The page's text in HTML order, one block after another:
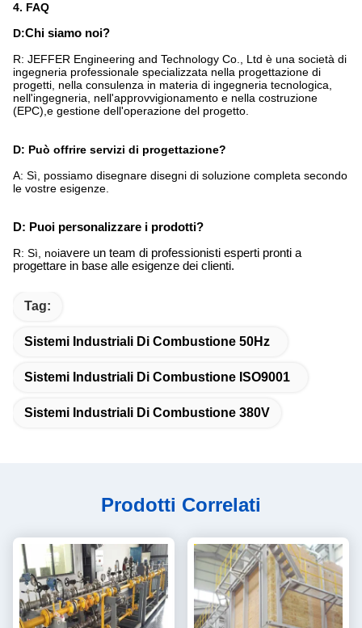
4. FAQ
D:Chi siamo noi?
R: JEFFER Engineering and Technology Co., Ltd è una società di
ingegneria professionale specializzata nella progettazione di
progetti, nella consulenza in materia di ingegneria tecnologica,
nell'ingegneria, nell'approvvigionamento e nella costruzione
(EPC),e gestione dell'operazione del progetto.
D: Può offrire servizi di progettazione?
A: Sì, possiamo disegnare disegni di soluzione completa secondo
le vostre esigenze.
D: Puoi personalizzare i prodotti?
R: Sì, noiavere un team di professionisti esperti pronti a
progettare in base alle esigenze dei clienti.
Tag:
Sistemi Industriali Di Combustione 50Hz
Sistemi Industriali Di Combustione ISO9001
Sistemi Industriali Di Combustione 380V
Prodotti Correlati